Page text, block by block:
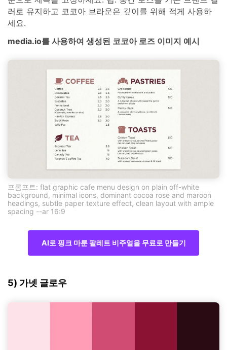
러로 유지하고 코코아 브라운은 깊이를 위해 적게 사용하
세요.
media.io를 사용하여 생성된 코코아 로즈 이미지 예시
프롬프트: flat graphic cafe menu design on plain off-white
background, minimal icons, dominant cocoa rose and maroon
headings, subtle paper texture effect, clean layout with ample
spacing --ar 16:9
AI로 핑크 마룬 팔레트 비주얼을 무료로 만들기
5) 가넷 글로우